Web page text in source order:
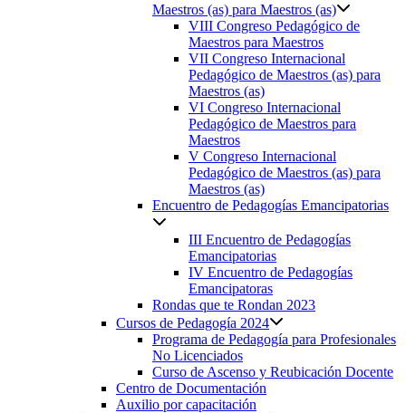
Maestros (as) para Maestros (as)
VIII Congreso Pedagógico de
Maestros para Maestros
VII Congreso Internacional
Pedagógico de Maestros (as) para
Maestros (as)
VI Congreso Internacional
Pedagógico de Maestros para
Maestros
V Congreso Internacional
Pedagógico de Maestros (as) para
Maestros (as)
Encuentro de Pedagogías Emancipatorias
III Encuentro de Pedagogías
Emancipatorias
IV Encuentro de Pedagogías
Emancipatoras
Rondas que te Rondan 2023
Cursos de Pedagogía 2024
Programa de Pedagogía para Profesionales
No Licenciados
Curso de Ascenso y Reubicación Docente
Centro de Documentación
Auxilio por capacitación